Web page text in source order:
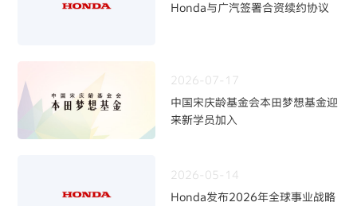
Honda与广汽签署合资续约协议
2026-07-17
中国宋庆龄基金会本田梦想基金迎
来新学员加入
2026-05-14
Honda发布2026年全球事业战略